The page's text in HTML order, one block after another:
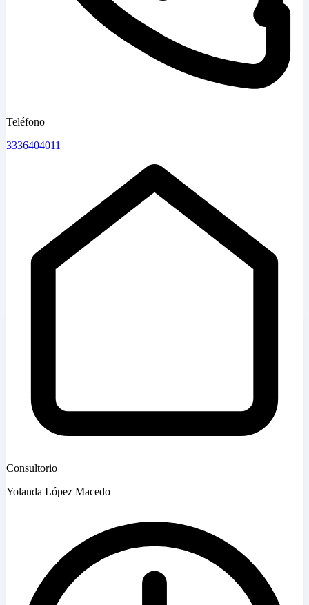
Teléfono
3336404011
Consultorio
Yolanda López Macedo